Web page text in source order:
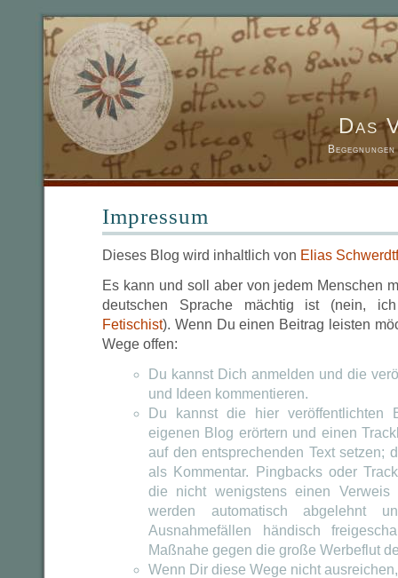
Das
Impressum
Dieses Blog wird inhaltlich von Elias
Es kann und soll aber von jedem Menschen
deutschen Sprache mächtig ist (nein,
Fetischist). Wenn Du einen Beitrag leisten
Wege offen:
Du kannst Dich anmelden und die
und Ideen kommentieren.
Du kannst die hier veröffentlichten
eigenen Blog erörtern und einen
auf den entsprechenden Text setzen;
als Kommentar. Pingbacks oder
die nicht wenigstens einen
werden automatisch abgelehnt
Ausnahmefällen händisch
Maßnahe gegen die große Werbeflut
Wenn Dir diese Wege nicht